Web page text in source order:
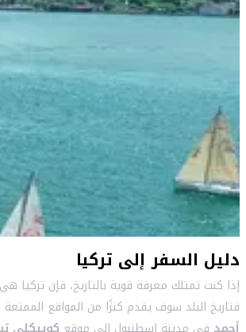
دليل السفر إلى تركيا
إذا كنت تمتلك معرفة قوية بالتاريخ، فإن تركيا
فتاريخ البلد سوف يقدم كنزًا من المواقع